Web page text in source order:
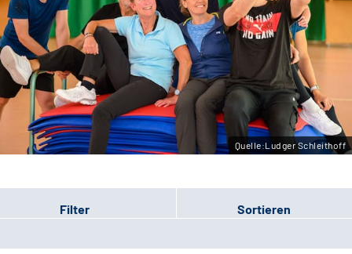
Sozialdienste & Zuweisende
Suche
Leichte Sprache
Gebärdensprache
Quelle:Ludger Schleithoff
Filter Sortieren